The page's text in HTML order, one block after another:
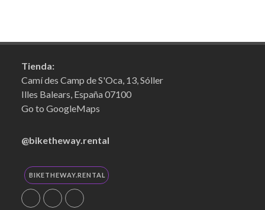
Tienda:
Camí des Camp de S'Oca, 13, Sóller
Illes Balears, España 07100
Go to GoogleMaps
@biketheway.rental
BIKETHEWAY.RENTAL